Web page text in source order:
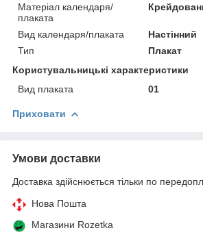
Матеріал календаря/
плаката
Вид календаря/плаката
Настінний
Тип
Плакат
Користувальницькі характеристики
Вид плаката
01
Приховати
Умови доставки
Доставка здійснюється тільки по
Нова Пошта
Магазини Rozetka